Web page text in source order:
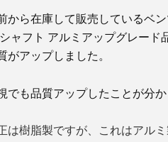
から在庫して販売しているベ
シャフト アルミアップグレー
がアップしました。
でも品質アップしたことが分か
は樹脂製ですが、これはアルミ